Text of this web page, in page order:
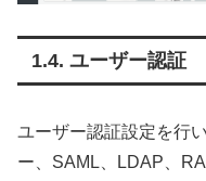
ユーザー認証
ユーザー認証設定を行
ー、SAML、LDAP、